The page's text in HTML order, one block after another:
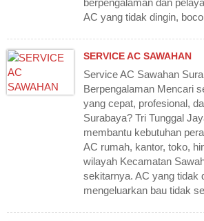
berpengalaman dan
AC yang tidak dingin,
SERVICE AC SAWAHAN
Service AC Sawahan
Berpengalaman Mencari
yang cepat, profesional,
Surabaya? Tri Tunggal
membantu kebutuhan
AC rumah, kantor, toko,
wilayah Kecamatan
sekitarnya. AC yang tidak
mengeluarkan bau tidak